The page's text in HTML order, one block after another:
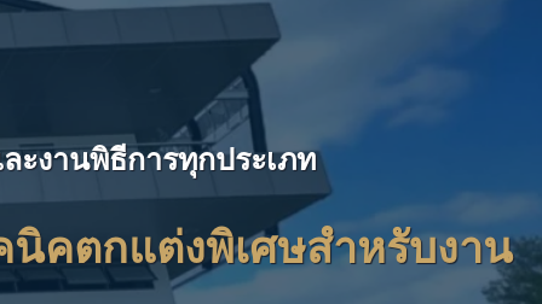
ะงานพิธีการทุกประเภท
คตกแต่งพิเศษสำหรับงาน